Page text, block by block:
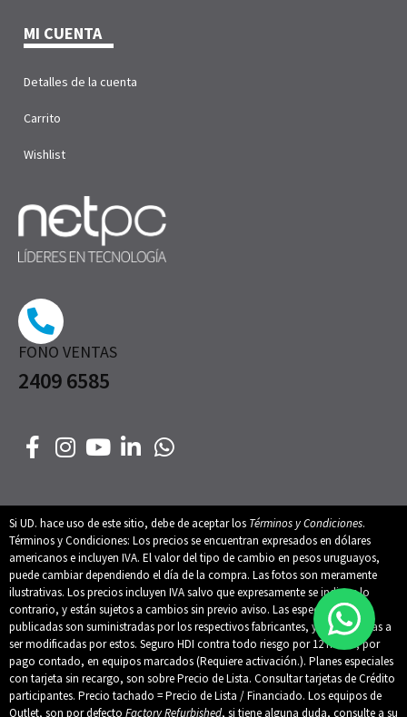
FONO VENTAS
2409 6585
MI CUENTA
Detalles de la cuenta
Carrito
Wishlist
Si UD. hace uso de este sitio, debe de aceptar los Términos y Condiciones.
Términos y Condiciones: Los precios se encuentran expresados en dólares
americanos e incluyen IVA. El valor del tipo de cambio en pesos uruguayos,
puede cambiar dependiendo el día de la compra. Las fotos son meramente
ilustrativas. Los precios incluyen IVA salvo que expresamente se indique lo
contrario, y están sujetos a cambios sin previo aviso. Las especificaciones
publicadas son suministradas por los respectivos fabricantes, y están sujetas a
ser modificadas por estos. Seguro HDI contra todo riesgo por 12 meses, por
pago contado, en equipos marcados (Requiere activación.). Planes especiales
con tarjeta sin recargo, son sobre Precio de Lista. Consultar tarjetas de Crédito
participantes. Precio tachado = Precio de Lista / Financiado. Los equipos de
Outlet, son por defecto Factory Refurbished, si tiene alguna duda, consulte a su